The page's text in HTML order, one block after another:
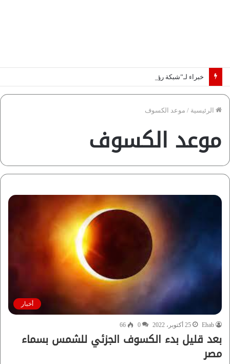
خبراء لـ”شبكة رؤية”: «اتفاق مكة» يغيّر قواعد اللعبة بالشرق الأوسط
الرئيسية / موعد الكسوف
موعد الكسوف
أخبار
Ehab 25 أكتوبر، 2022 0
66
بعد قليل بدء الكسوف الجزئي للشمس بسماء
مصر